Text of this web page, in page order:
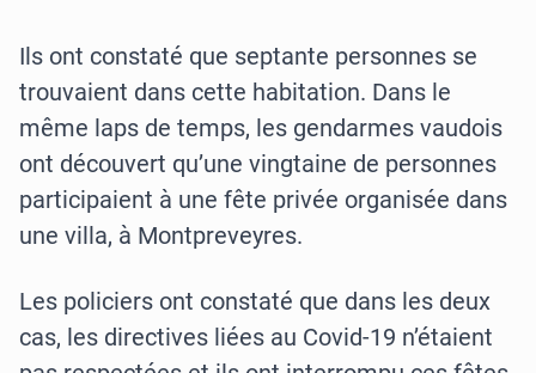
Ils ont constaté que septante personnes se
trouvaient dans cette habitation. Dans le
même laps de temps, les gendarmes vaudois
ont découvert qu’une vingtaine de personnes
participaient à une fête privée organisée dans
une villa, à Montpreveyres.
Les policiers ont constaté que dans les deux
cas, les directives liées au Covid-19 n’étaient